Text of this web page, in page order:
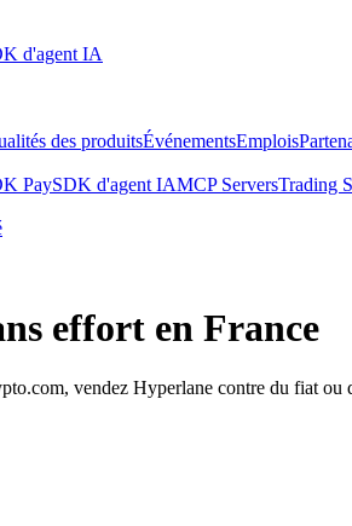
d'agent IA
des produitsÉvénementsEmplois
PaySDK d'agent IAMCP ServersTrading
effort en France
vendez Hyperlane contre du fiat